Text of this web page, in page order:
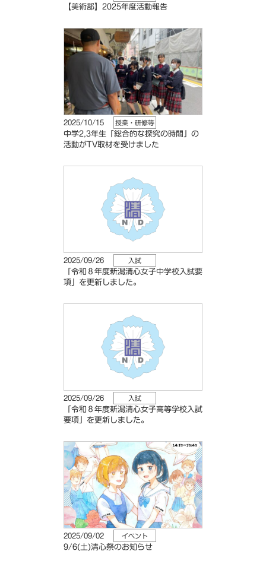
【美術部】2025年度活動報告
2025/10/15 授業・研修等
中学2,3年生「総合的な探究の時間」の
活動がTV取材を受けました
2025/09/26 入試
「令和８年度新潟清心女子中学校入試要
項」を更新しました。
2025/09/26 入試
「令和８年度新潟清心女子高等学校入試
要項」を更新しました。
2025/09/02 イベント
9/6(土)清心祭のお知らせ